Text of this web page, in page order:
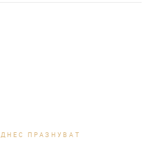
ДНЕС ПРАЗНУВАТ